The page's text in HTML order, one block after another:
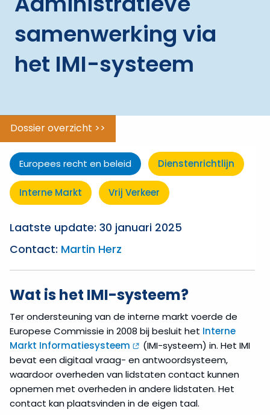
samenwerking via
het IMI-systeem
Vrij
van
menu
goederen
verkeer
van
kapitaal
verkeer
vestiging
Dossier overzicht >>
Europees recht en beleid Dienstenrichtlijn
Interne Markt Vrij Verkeer
Laatste update: 30 januari 2025
Contact: Martin Herz
Wat is het IMI-systeem?
Ter ondersteuning van de interne markt voerde de
Europese Commissie in 2008 bij besluit het Interne
Markt Informatiesysteem
(IMI-systeem) in. Het IMI
bevat een digitaal vraag- en antwoordsysteem,
waardoor overheden van lidstaten contact kunnen
opnemen met overheden in andere lidstaten. Het
contact kan plaatsvinden in de eigen taal.